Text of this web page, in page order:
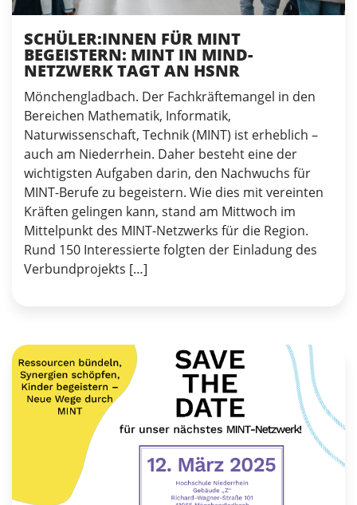
SCHÜLER:INNEN FÜR MINT
BEGEISTERN: MINT IN MIND-
NETZWERK TAGT AN HSNR
Mönchengladbach. Der Fachkräftemangel in den
Bereichen Mathematik, Informatik,
Naturwissenschaft, Technik (MINT) ist erheblich –
auch am Niederrhein. Daher besteht eine der
wichtigsten Aufgaben darin, den Nachwuchs für
MINT-Berufe zu begeistern. Wie dies mit vereinten
Kräften gelingen kann, stand am Mittwoch im
Mittelpunkt des MINT-Netzwerks für die Region.
Rund 150 Interessierte folgten der Einladung des
Verbundprojekts […]